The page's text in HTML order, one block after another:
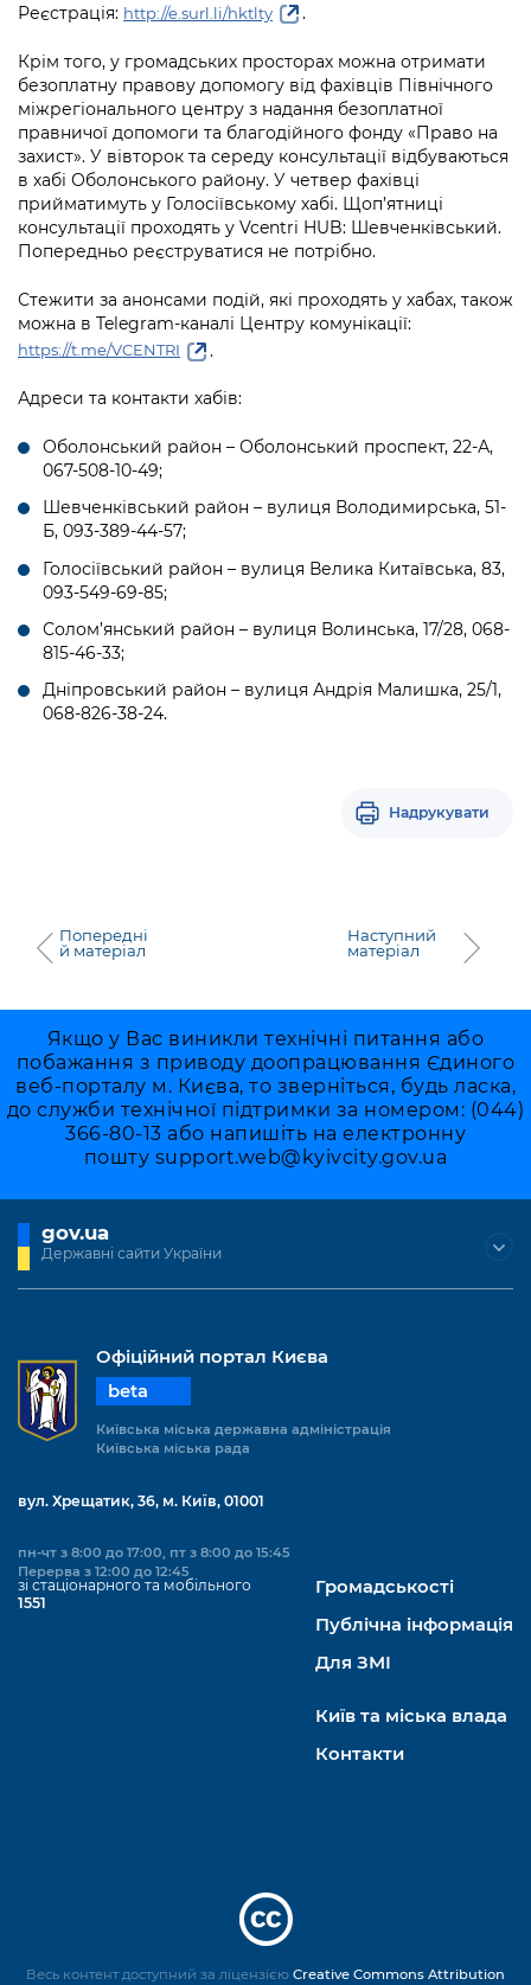
Реєстрація: http://e.surl.li/hktlty .
Крім того, у громадських просторах можна отримати
безоплатну правову допомогу від фахівців Північного
міжрегіонального центру з надання безоплатної
правничої допомоги та благодійного фонду «Право на
захист». У вівторок та середу консультації відбуваються
в хабі Оболонського району. У четвер фахівці
прийматимуть у Голосіївському хабі. Щоп’ятниці
консультації проходять у Vcentri HUB: Шевченківський.
Попередньо реєструватися не потрібно.
Стежити за анонсами подій, які проходять у хабах, також
можна в Telegram-каналі Центру комунікації:
https://t.me/VCENTRI .
Адреси та контакти хабів:
Оболонський район – Оболонський проспект, 22-А,
067-508-10-49;
Шевченківський район – вулиця Володимирська, 51-
Б, 093-389-44-57;
Голосіївський район – вулиця Велика Китаївська, 83,
093-549-69-85;
Солом’янський район – вулиця Волинська, 17/28, 068-
815-46-33;
Дніпровський район – вулиця Андрія Малишка, 25/1,
068-826-38-24.
Надрукувати
Попередні
й матеріал
Наступний
матеріал
Якщо у Вас виникли технічні питання або
побажання з приводу доопрацювання Єдиного
веб-порталу м. Києва, то зверніться, будь ласка,
до служби технічної підтримки за номером: (044)
366-80-13 або напишіть на електронну
пошту support.web@kyivcity.gov.ua
gov.ua
Державні сайти України
Офіційний портал Києва
beta
Київська міська державна адміністрація
Київська міська рада
вул. Хрещатик, 36, м. Київ, 01001
пн-чт з 8:00 до 17:00, пт з 8:00 до 15:45
Перерва з 12:00 до 12:45
зі стаціонарного та мобільного
1551
Громадськості
Публічна інформація
Для ЗМІ
Київ та міська влада
Контакти
Весь контент доступний за ліцензією Creative Commons Attribution